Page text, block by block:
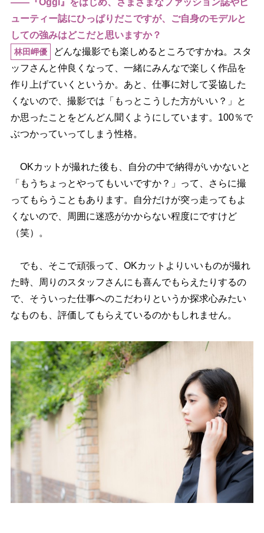
ューティー誌にひっぱりだこですが、ご自身のモデルと
しての強みはどこだと思いますか？
林田岬優
どんな撮影でも楽しめるところですかね。スタ
ッフさんと仲良くなって、一緒にみんなで楽しく作品を
作り上げていくというか。あと、仕事に対して妥協した
くないので、撮影では「もっとこうした方がいい？」と
か思ったことをどんどん聞くようにしています。100％で
ぶつかっていってしまう性格。
OKカットが撮れた後も、自分の中で納得がいかないと
「もうちょっとやってもいいですか？」って、さらに撮
ってもらうこともあります。自分だけが突っ走ってもよ
くないので、周囲に迷惑がかからない程度にですけど
（笑）。
でも、そこで頑張って、OKカットよりいいものが撮れ
た時、周りのスタッフさんにも喜んでもらえたりするの
で、そういった仕事へのこだわりというか探求心みたい
なものも、評価してもらえているのかもしれません。